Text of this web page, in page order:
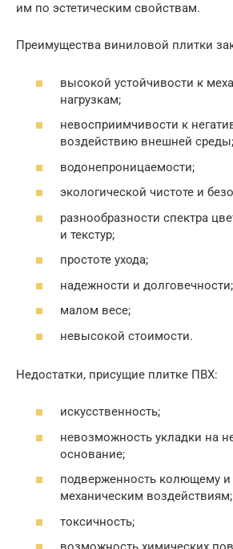
им по эстетическим свойствам.
Преимущества виниловой плитки
высокой устойчивости к
нагрузкам;
невосприимчивости к
воздействию внешней среды;
водонепроницаемости;
экологической чистоте и
разнообразности спектра
и текстур;
простоте ухода;
надежности и долговечности;
малом весе;
невысокой стоимости.
Недостатки, присущие плитке ПВХ:
искусственность;
невозможность укладки на
основание;
подверженность колющему
механическим воздействиям;
токсичность;